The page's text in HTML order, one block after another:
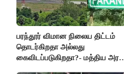
பரந்தூர் விமான நிலைய திட்டம்
தொடர்கிறதா அல்லது
கைவிடப்படுகிறதா?- மத்திய அரசு